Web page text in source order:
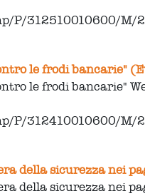
P/312510010600/M/
le frodi bancarie"
le frodi bancarie"
P/312410010600/M/
della sicurezza nei
della sicurezza nei